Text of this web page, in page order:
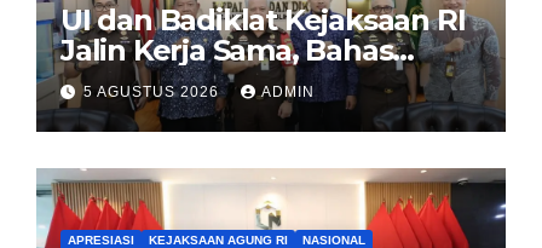
UI dan Badiklat Kejaksaan RI
Jalin Kerja Sama, Bahas
Pembentukan Pusat Studi
Kajian Kejaksaan
5 AGUSTUS 2026 ADMIN
APRESIASI KEJAKSAAN AGUNG RI
NASIONAL